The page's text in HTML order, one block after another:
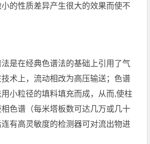
的性质差异产生很大的效果而使不
是在经典色谱法的基础上引用了气
术上，流动相改为高压输送；色谱
小粒径的填料填充而成，从而,使柱
色谱（每米塔板数可达几万或几十
有高灵敏度的检测器可对流出物进